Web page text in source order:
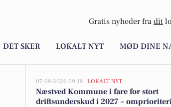
Gratis nyheder fra dit
DET SKER LOKALT NYT MØD DINE
07-08-2026 09:18 | LOKALT NYT
Næstved Kommune i fare for stort
driftsunderskud i 2027 –